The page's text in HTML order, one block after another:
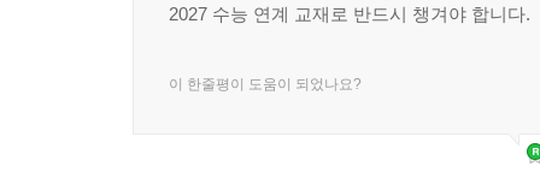
2027 수능 연계 교재로 반드시 챙겨야 합니다.
이 한줄평이 도움이 되었나요?